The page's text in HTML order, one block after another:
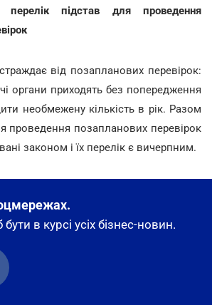
перелік підстав для проведення
від позапланових перевірок:
органи приходять без попередження
необмежену кількість в рік. Разом
проведення позапланових перевірок
законом і їх перелік є вичерпним.
в курсі усіх бізнес-новин.